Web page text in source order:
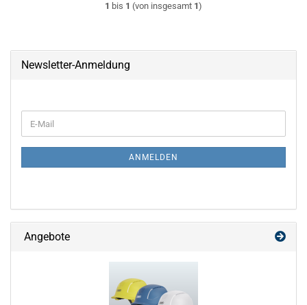
1 bis 1 (von insgesamt 1)
Newsletter-Anmeldung
ZUR
E-
Mail
ANMELDEN
Angebote